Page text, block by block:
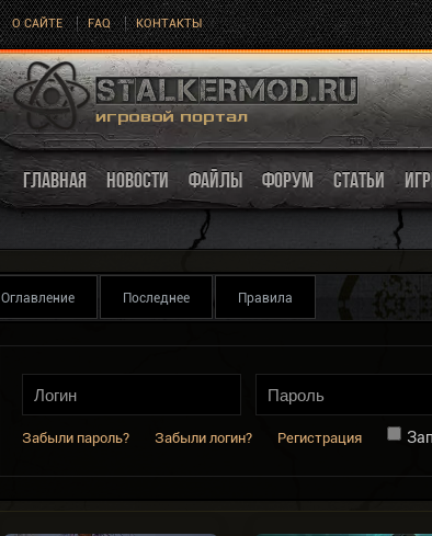
О САЙТЕ FAQ КОНТАКТЫ
ГЛАВНАЯ НОВОСТИ ФАЙЛЫ ФОРУМ СТАТЬИ
Оглавление Последнее Правила
Забыли пароль? Забыли логин? Регистрация